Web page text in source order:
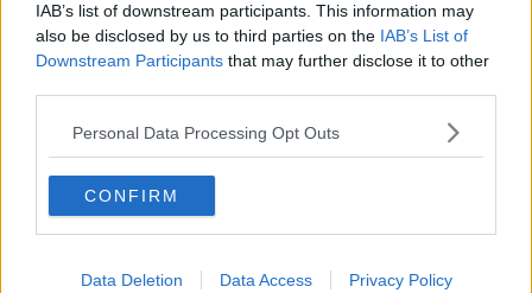
IAB’s list of downstream participants. This information may
also be disclosed by us to third parties on the IAB’s List of
Downstream Participants that may further disclose it to other
Personal Data Processing Opt Outs
CONFIRM
Data Deletion Data Access Privacy Policy
Toscana acchiappa turisti, ecco perché tutti la
amano
Export, il farmaceutico vola e la moda cede
terreno
Giovani agricoltori, bando da 3,2 milioni di euro
Toscani nel mondo, 214.121 vivono all'estero
Agroalimentare locomotiva dell'export toscano
"Le istituzioni ci ignorano, ma puntiamo l'Europa"